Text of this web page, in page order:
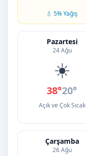
💧 5% Yağış
Pazartesi
24 Ağu
☀️
38°20°
Açık ve Çok Sıcak
Çarşamba
26 Ağu